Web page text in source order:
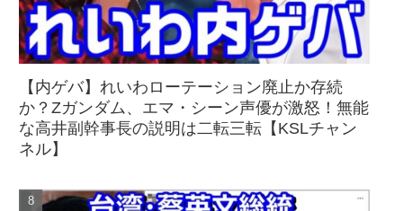
【内ゲバ】れいわローテーション廃止か存続
か？Zガンダム、エマ・シーン声優が激怒！無能
な高井副幹事長の説明は二転三転【KSLチャン
ネル】